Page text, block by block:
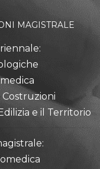
MAGISTRALE
e il Territorio